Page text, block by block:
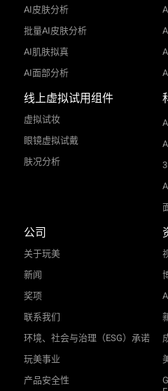
AI皮肤分析
批量AI皮肤分析
AI肌肤拟真
AI面部分析
线上虚拟试用组件
虚拟试妆
眼镜虚拟试戴
肤况分析
公司
关于玩美
新闻
奖项
联系我们
环境、社会与治理（ESG）承诺
玩美事业
产品安全性